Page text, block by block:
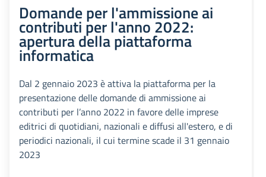
Domande per l'ammissione ai
contributi per l'anno 2022:
apertura della piattaforma
informatica
Dal 2 gennaio 2023 è attiva la piattaforma per la
presentazione delle domande di ammissione ai
contributi per l’anno 2022 in favore delle imprese
editrici di quotidiani, nazionali e diffusi all'estero, e di
periodici nazionali, il cui termine scade il 31 gennaio
2023